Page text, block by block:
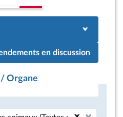
en discussion
Organe